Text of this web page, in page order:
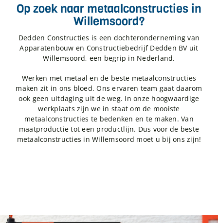
Op zoek naar metaalconstructies in
Willemsoord?
Dedden Constructies is een dochteronderneming van
Apparatenbouw en Constructiebedrijf Dedden BV uit
Willemsoord, een begrip in Nederland.
Werken met metaal en de beste metaalconstructies
maken zit in ons bloed. Ons ervaren team gaat daarom
ook geen uitdaging uit de weg. In onze hoogwaardige
werkplaats zijn we in staat om de mooiste
metaalconstructies te bedenken en te maken. Van
maatproductie tot een productlijn. Dus voor de beste
metaalconstructies in Willemsoord moet u bij ons zijn!